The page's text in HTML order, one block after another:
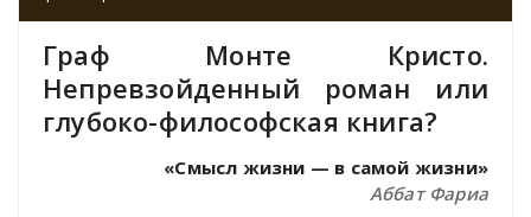
Граф Монте Кристо.
Непревзойденный роман или
глубоко-философская книга?
«Смысл жизни — в самой жизни»
Аббат Фариа